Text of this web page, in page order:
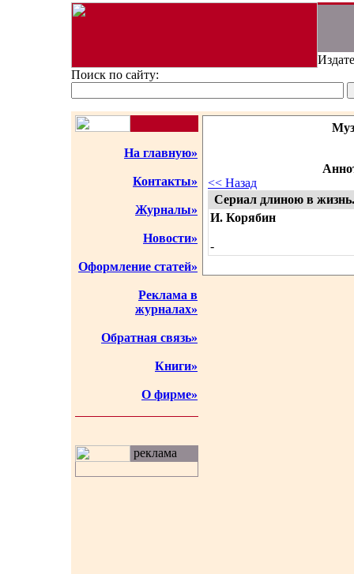
Поиск по сайту:
На главную»
Контакты»
Журналы»
Новости»
Оформление статей»
Реклама в
журналах»
Обратная связь»
Книги»
О фирме»
реклама
<< Назад
Сериал длиною в
И. Корябин
-